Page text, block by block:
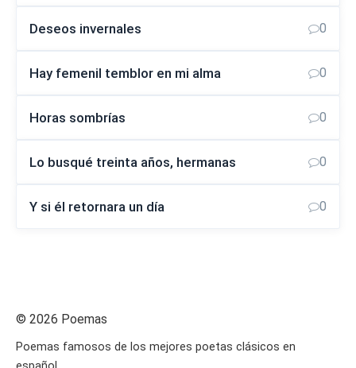
Deseos invernales 0
Hay femenil temblor en mi alma 0
Horas sombrías 0
Lo busqué treinta años, hermanas 0
Y si él retornara un día 0
© 2026 Poemas
Poemas famosos de los mejores poetas clásicos en